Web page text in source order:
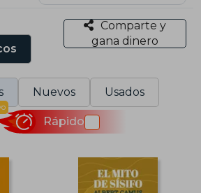
Comparte y
gana dinero
Nuevos Usados
Rápido